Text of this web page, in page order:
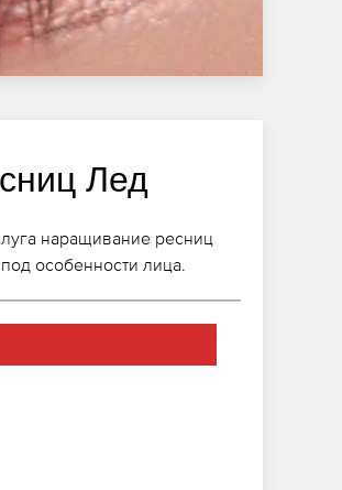
Лед
наращивание ресниц
особенности лица.